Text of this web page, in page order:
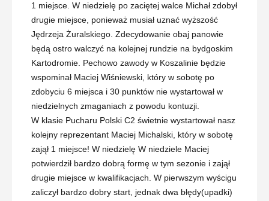
1 miejsce. W niedzielę po zaciętej walce Michał zdobył
drugie miejsce, ponieważ musiał uznać wyższość
Jędrzeja Żuralskiego. Zdecydowanie obaj panowie
będą ostro walczyć na kolejnej rundzie na bydgoskim
Kartodromie. Pechowo zawody w Koszalinie będzie
wspominał Maciej Wiśniewski, który w sobotę po
zdobyciu 6 miejsca i 30 punktów nie wystartował w
niedzielnych zmaganiach z powodu kontuzji.
W klasie Pucharu Polski C2 świetnie wystartował nasz
kolejny reprezentant Maciej Michalski, który w sobotę
zajął 1 miejsce! W niedzielę W niedziele Maciej
potwierdził bardzo dobrą formę w tym sezonie i zajął
drugie miejsce w kwalifikacjach. W pierwszym wyścigu
zaliczył bardzo dobry start, jednak dwa błędy(upadki)